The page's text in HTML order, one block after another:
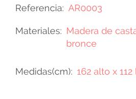
Referencia AR0003
Materiales
Madera de
bronce
Medidas(cm) 162 alto x